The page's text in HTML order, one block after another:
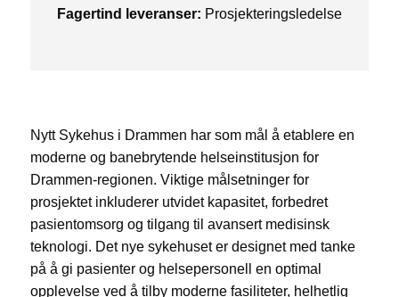
Fagertind leveranser: Prosjekteringsledelse
Nytt Sykehus i Drammen har som mål å etablere en
moderne og banebrytende helseinstitusjon for
Drammen-regionen. Viktige målsetninger for
prosjektet inkluderer utvidet kapasitet, forbedret
pasientomsorg og tilgang til avansert medisinsk
teknologi. Det nye sykehuset er designet med tanke
på å gi pasienter og helsepersonell en optimal
opplevelse ved å tilby moderne fasiliteter, helhetlig